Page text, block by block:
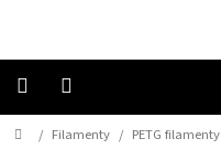
Domů
/ Filamenty / PETG filamenty